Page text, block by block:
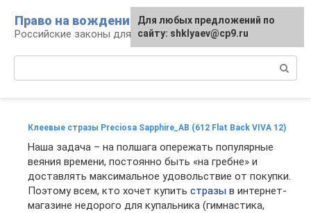
контенту
Право на вождение
Российские законы для автомобилистов
Клеевые стразы Preciosa Sapphire_AB (612 Flat Back VIVA 12)
Наша задача – на полшага опережать популярные
веяния времени, постоянно быть «на гребне» и
доставлять максимальное удовольствие от покупки.
Поэтому всем, кто хочет купить стразы в интернет-
магазине недорого для купальника (гимнастика,
Для любых предложений по
сайту: shklyaev@cp9.ru